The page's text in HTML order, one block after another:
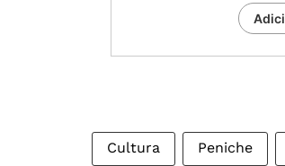
Cultura Peniche